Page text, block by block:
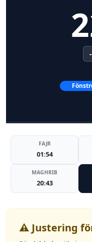
FAJR
01:54
MAGHRIB
20:43
⚠️ Justering